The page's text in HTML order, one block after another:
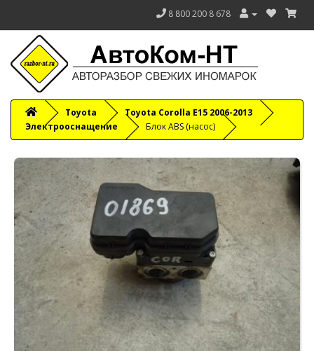
8 800 200 8 678
Toyota
Toyota Corolla E15 2006-2013
Электрооснащение
Блок ABS (насос)